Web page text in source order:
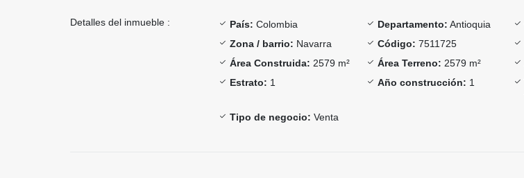
Detalles del inmueble : País: Colombia Departamento: Antioquia
Zona / barrio: Navarra Código: 7511725
Área Construida: 2579 m² Área Terreno: 2579 m²
Estrato: 1 Año construcción: 1
Tipo de negocio: Venta